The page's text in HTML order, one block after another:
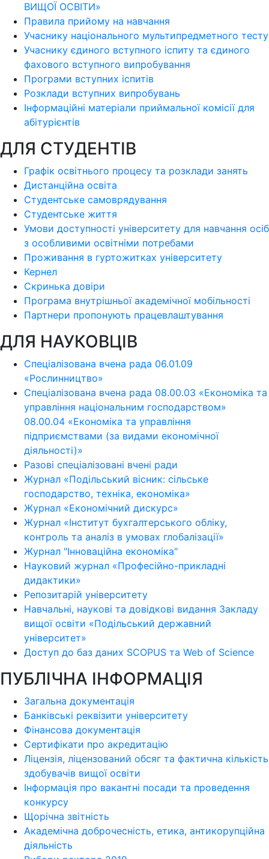
ВИЩОЇ ОСВІТИ»
Правила прийому на навчання
Учаснику національного мультипредметного тесту
Учаснику єдиного вступного іспиту та єдиного
фахового вступного випробування
Програми вступних іспитів
Розклади вступних випробувань
Інформаційні матеріали приймальної комісії для
абітурієнтів
ДЛЯ СТУДЕНТІВ
Графік освітнього процесу та розклади занять
Дистанційна освіта
Студентське самоврядування
Студентське життя
Умови доступності університету для навчання осіб
з особливими освітніми потребами
Проживання в гуртожитках університету
Кернел
Скринька довіри
Програма внутрішньої академічної мобільності
Партнери пропонують працевлаштування
ДЛЯ НАУКОВЦІВ
Спеціалізована вчена рада 06.01.09
«Рослинництво»
Спеціалізована вчена рада 08.00.03 «Економіка та
управління національним господарством»
08.00.04 «Економіка та управління
підприємствами (за видами економічної
діяльності)»
Разові спеціалізовані вчені ради
Журнал «Подільський вісник: сільське
господарство, техніка, економіка»
Журнал «Економічний дискурс»
Журнал «Інститут бухгалтерського обліку,
контроль та аналіз в умовах глобалізації»
Журнал "Інноваційна економіка"
Науковий журнал «Професійно-прикладні
дидактики»
Репозитарій університету
Навчальні, наукові та довідкові видання Закладу
вищої освіти «Подільський державний
університет»
Доступ до баз даних SCOPUS та Web of Science
ПУБЛІЧНА ІНФОРМАЦІЯ
Загальна документація
Банківські реквізити університету
Фінансова документація
Сертифікати про акредитацію
Ліцензія, ліцензований обсяг та фактична кількість
здобувачів вищої освіти
Інформація про вакантні посади та проведення
конкурсу
Щорічна звітність
Академічна доброчесність, етика, антикорупційна
діяльність